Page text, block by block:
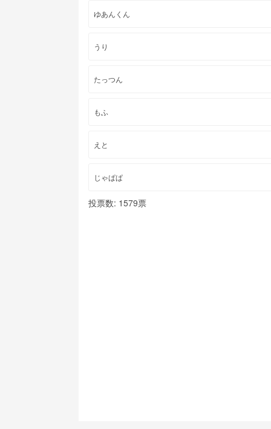
ゆあんくん
うり
たっつん
もふ
えと
じゃぱぱ
投票数: 1579票